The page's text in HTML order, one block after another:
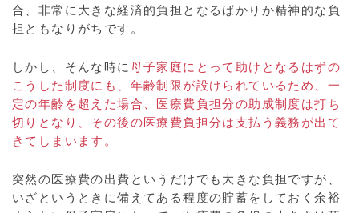
合、非常に大きな経済的負担となるばかりか精神的な負
担ともなりがちです。
しかし、そんな時に 母子家庭にとって助けとなるはずの
こうした制度にも、年齢制限が設けられているため、一
定の年齢を超えた場合、医療費負担分の助成制度は打ち
切りとなり、その後の医療費負担分は支払う義務が出て
きてしまいます。
突然の医療費の出費というだけでも大きな負担ですが、
いざというときに備えてある程度の貯蓄をしておく余裕